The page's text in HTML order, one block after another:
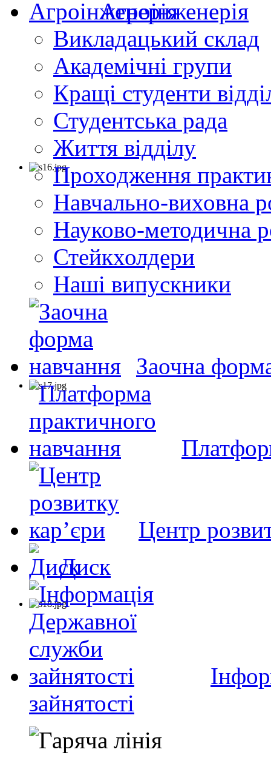
Агроінженерія
Викладацький склад
Академічні групи
Кращі студенти
Студентська рада
Життя відділу
Проходження
Навчально-виховна
Науково-методична
Стейкхолдери
Наші випускники
Заочна
Центр
Диск
зайнятості